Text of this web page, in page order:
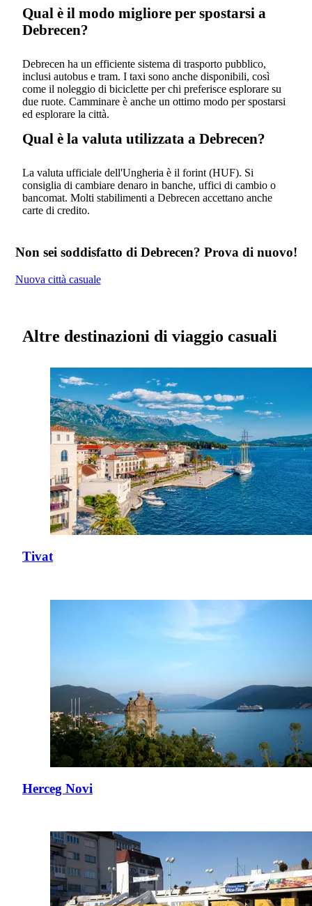
Qual è il modo migliore per spostarsi a
Debrecen?
Debrecen ha un efficiente sistema di trasporto pubblico,
inclusi autobus e tram. I taxi sono anche disponibili, così
come il noleggio di biciclette per chi preferisce esplorare su
due ruote. Camminare è anche un ottimo modo per spostarsi
ed esplorare la città.
Qual è la valuta utilizzata a Debrecen?
La valuta ufficiale dell'Ungheria è il forint (HUF). Si
consiglia di cambiare denaro in banche, uffici di cambio o
bancomat. Molti stabilimenti a Debrecen accettano anche
carte di credito.
Non sei soddisfatto di Debrecen? Prova di nuovo!
Nuova città casuale
Altre destinazioni di viaggio casuali
Tivat
Herceg Novi